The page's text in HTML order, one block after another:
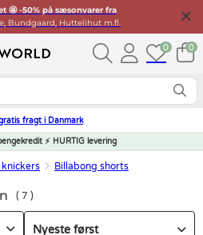
🤩 -50% på sæsonvarer fra
Bundgaard, Huttelihut m.fl.
0 0
fragt i Danmark
⚡ HURTIG levering
Billabong shorts
7